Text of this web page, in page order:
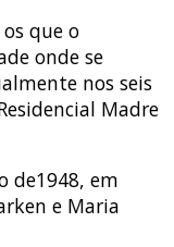
que o
onde se
nos seis
Madre
de1948, em
e Maria